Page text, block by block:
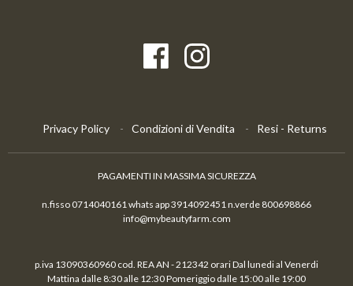
Privacy Policy Condizioni di Vendita Resi - Returns
PAGAMENTI IN MASSIMA SICUREZZA
n.fisso 0714040161 whats app 3914092451 n.verde 800698866
info@mybeautyfarm.com
p.iva 13090360960 cod. REA AN - 212342 orari Dal lunedi al Venerdi
Mattina dalle 8:30 alle 12:30 Pomeriggio dalle 15:00 alle 19:00